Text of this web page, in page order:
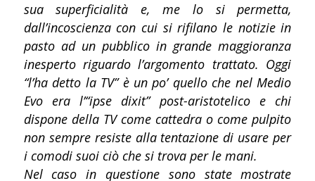
sua superficialità e, me lo si permetta,
dall’incoscienza con cui si rifilano le notizie in
pasto ad un pubblico in grande maggioranza
inesperto riguardo l’argomento trattato. Oggi
“l’ha detto la TV” è un po’ quello che nel Medio
Evo era l’“ipse dixit” post-aristotelico e chi
dispone della TV come cattedra o come pulpito
non sempre resiste alla tentazione di usare per
i comodi suoi ciò che si trova per le mani.
Nel caso in questione sono state mostrate